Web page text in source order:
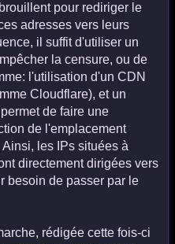
pour rediriger le
adresses vers leurs
il suffit d'utiliser un
la censure, ou de
l'utilisation d'un CDN
Cloudflare), et un
de faire une
de l'emplacement
les IPs situées à
directement dirigées vers
besoin de passer par le
rédigée cette fois-ci